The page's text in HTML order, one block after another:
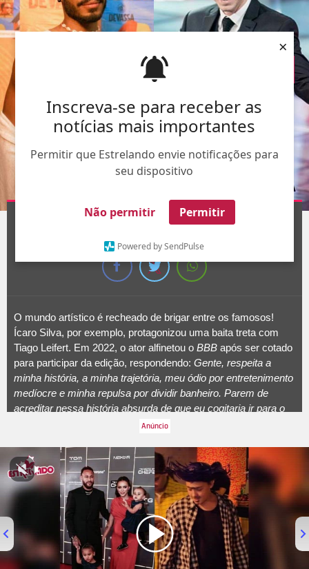
Inscreva-se para receber as
notícias mais importantes
Permitir que Estrelando envie notificações para
seu dispositivo
Não permitir Permitir
Powered by SendPulse
×
Montagem - Divulgação - TV Globo
O mundo artístico é recheado de brigar entre os famosos!
Ícaro Silva, por exemplo, protagonizou uma baita treta com
Tiago Leifert. Em 2022, o ator alfinetou o BBB após ser cotado
para participar da edição, respondendo: Gente, respeita a
minha história, a minha trajetória, meu ódio por entretenimento
medíocre e minha repulsa por dividir banheiro. Parem de
acreditar nessa história absurda de que eu cogitaria ir para o
. Tiago Leifert, ex-apresentador do
provavelmente pegamos seu salário nessa última aê
depois, Leifert explicou melhor seu comentário:Eu achei que
eu tinha escrito algo super óbvio, uma constatação simples
até de como as coisas funcionam, mas o que eu disse foi
jogado para um lugar que não é meu, catapultado para lugares
que eu desconheço e não foi o que falei. Se você se feriu com
o que eu falei, eu lamento para caramba porque não foi a
minha intenção. Mas esse não é um pedido de desculpas, tá?